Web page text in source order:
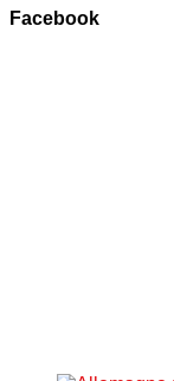
Facebook